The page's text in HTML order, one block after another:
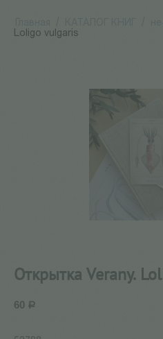
Loligo vulgaris
Открытка Verany.
60 Р